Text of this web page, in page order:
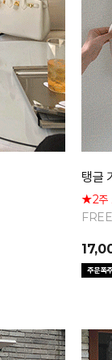
탱글
★2주